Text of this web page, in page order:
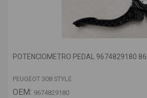
POTENCIOMETRO PEDAL 9674829180
PEUGEOT 308 STYLE
OEM: 9674829180